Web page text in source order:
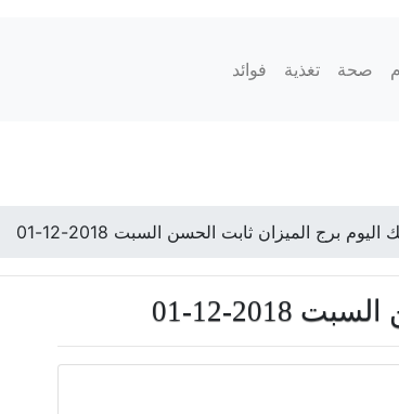
صحة تغذية فوائد
برج الميزان ثابت الحسن السبت 2018-12-01
12-01